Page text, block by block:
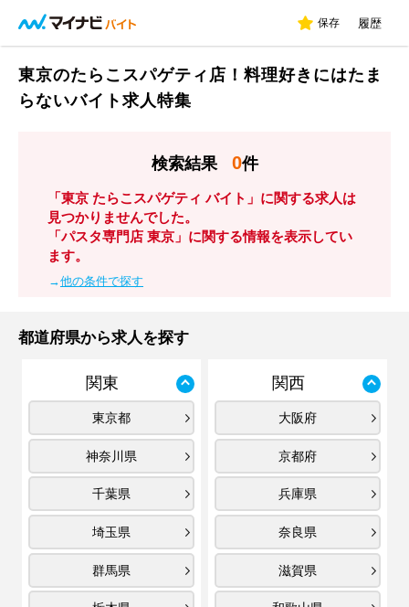
保存 履歴
東京のたらこスパゲティ店！料理好きにはたま
らないバイト求人特集
検索結果 0件
「東京 たらこスパゲティ バイト」に関する求人は
見つかりませんでした。
「パスタ専門店 東京」に関する情報を表示してい
ます。
→他の条件で探す
都道府県から求人を探す
関東
東京都
神奈川県
千葉県
埼玉県
群馬県
関西
大阪府
京都府
兵庫県
奈良県
滋賀県